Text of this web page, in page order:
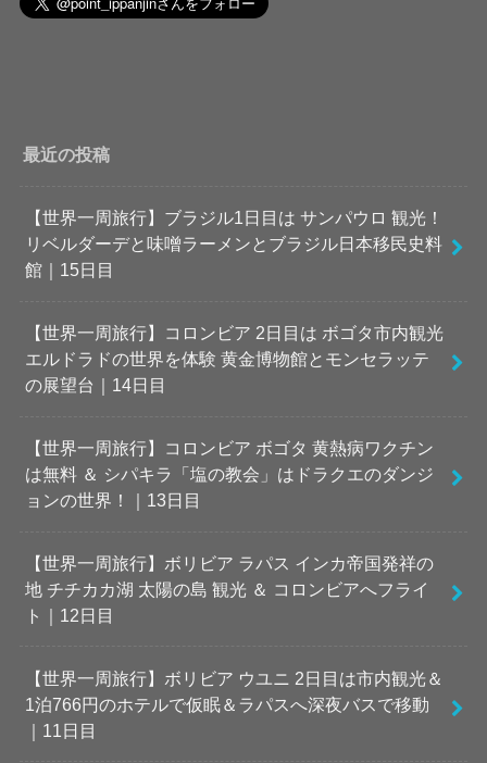
最近の投稿
【世界一周旅行】ブラジル1日目は サンパウロ 観光！
リベルダーデと味噌ラーメンとブラジル日本移民史料
館｜15日目
【世界一周旅行】コロンビア 2日目は ボゴタ市内観光
エルドラドの世界を体験 黄金博物館とモンセラッテ
の展望台｜14日目
【世界一周旅行】コロンビア ボゴタ 黄熱病ワクチン
は無料 ＆ シパキラ「塩の教会」はドラクエのダンジ
ョンの世界！｜13日目
【世界一周旅行】ボリビア ラパス インカ帝国発祥の
地 チチカカ湖 太陽の島 観光 ＆ コロンビアへフライ
ト｜12日目
【世界一周旅行】ボリビア ウユニ 2日目は市内観光＆
1泊766円のホテルで仮眠＆ラパスへ深夜バスで移動
｜11日目